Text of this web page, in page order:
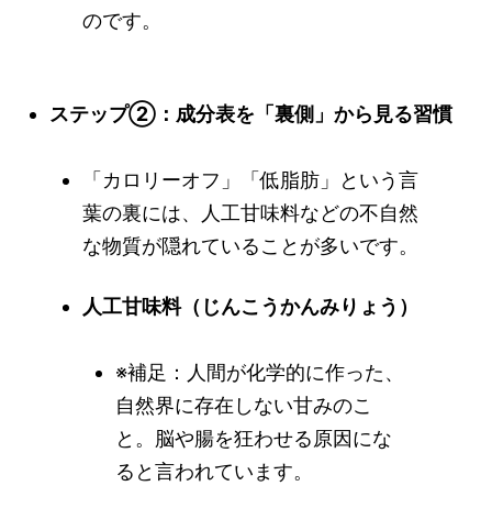
のです。
ステップ②：成分表を「裏側」から見る習慣
「カロリーオフ」「低脂肪」という言
葉の裏には、人工甘味料などの不自然
な物質が隠れていることが多いです。
人工甘味料（じんこうかんみりょう）
※補足：人間が化学的に作った、
自然界に存在しない甘みのこ
と。脳や腸を狂わせる原因にな
ると言われています。